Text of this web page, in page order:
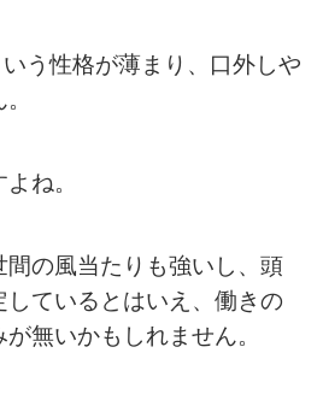
う性格が薄まり、口外しや
ね。
の風当たりも強いし、頭
しているとはいえ、働きの
無いかもしれません。